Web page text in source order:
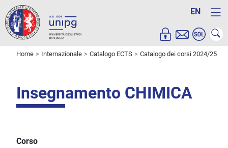
EN
Home Internazionale Catalogo ECTS Catalogo dei corsi 2024/25
Insegnamento CHIMICA
Corso